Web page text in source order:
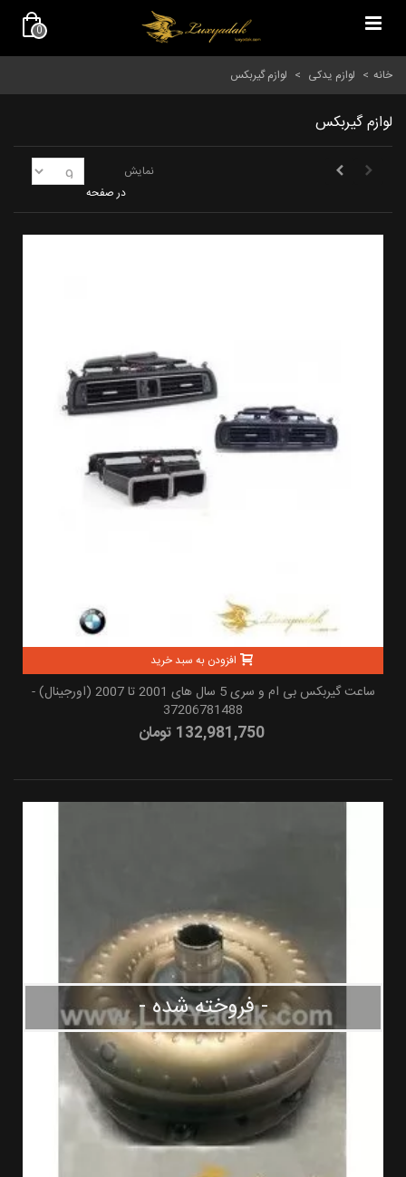
0
خانه > لوازم یدکی > لوازم گیربکس
لوازم گیربکس
نمایش
در صفحه
افزودن به سبد خرید
ساعت گیربکس بی ام و سری 5 سال های 2001 تا 2007 (اورجینال) -
37206781488
132,981,750 تومان
- فروخته شده -